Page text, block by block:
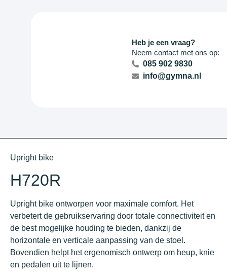
Heb je een vraag?
Neem contact met ons op:
085 902 9830
info@gymna.nl
Upright bike
H720R
Upright bike ontworpen voor maximale comfort. Het
verbetert de gebruikservaring door totale connectiviteit en
de best mogelijke houding te bieden, dankzij de
horizontale en verticale aanpassing van de stoel.
Bovendien helpt het ergenomisch ontwerp om heup, knie
en pedalen uit te lijnen.